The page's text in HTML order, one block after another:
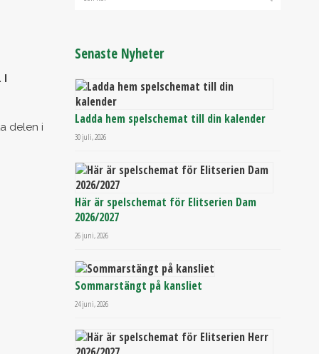
I
delen i
Senaste Nyheter
Ladda hem spelschemat till din kalender
30 juli, 2026
Här är spelschemat för Elitserien Dam
2026/2027
26 juni, 2026
Sommarstängt på kansliet
24 juni, 2026